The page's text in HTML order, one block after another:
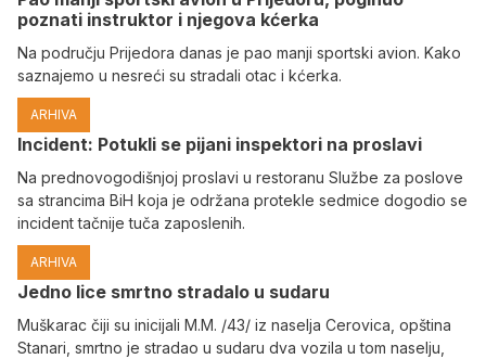
poznati instruktor i njegova kćerka
Na području Prijedora danas je pao manji sportski avion. Kako
saznajemo u nesreći su stradali otac i kćerka.
ARHIVA
Incident: Potukli se pijani inspektori na proslavi
Na prednovogodišnjoj proslavi u restoranu Službe za poslove
sa strancima BiH koja je održana protekle sedmice dogodio se
incident tačnije tuča zaposlenih.
ARHIVA
Јedno lice smrtno stradalo u sudaru
Muškarac čiji su inicijali M.M. /43/ iz naselja Cerovica, opština
Stanari, smrtno je stradao u sudaru dva vozila u tom naselju,